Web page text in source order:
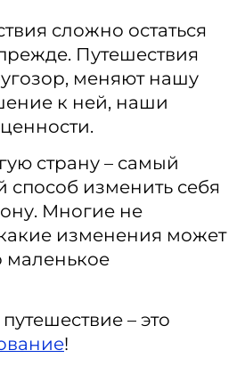
сложно остаться
Путешествия
меняют нашу
к ней, наши
страну – самый
способ изменить себя
Многие не
изменения может
маленькое
– это
!